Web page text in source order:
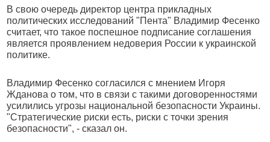
В свою очередь директор центра прикладных
политических исследований "Пента" Владимир Фесенко
считает, что такое поспешное подписание соглашения
является проявлением недоверия России к украинской
политике.
Владимир Фесенко согласился с мнением Игоря
Жданова о том, что в связи с такими договоренностями
усилились угрозы национальной безопасности Украины.
"Стратегические риски есть, риски с точки зрения
безопасности", - сказал он.